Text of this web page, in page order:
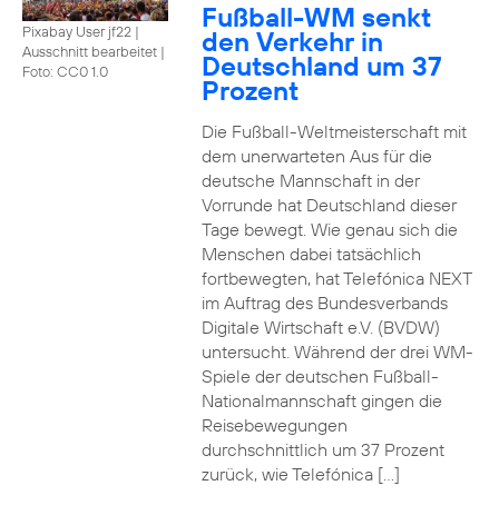
Pixabay User jf22 |
Ausschnitt bearbeitet |
Foto: CC0 1.0
Fußball-WM senkt
den Verkehr in
Deutschland um 37
Prozent
Die Fußball-Weltmeisterschaft mit
dem unerwarteten Aus für die
deutsche Mannschaft in der
Vorrunde hat Deutschland dieser
Tage bewegt. Wie genau sich die
Menschen dabei tatsächlich
fortbewegten, hat Telefónica NEXT
im Auftrag des Bundesverbands
Digitale Wirtschaft e.V. (BVDW)
untersucht. Während der drei WM-
Spiele der deutschen Fußball-
Nationalmannschaft gingen die
Reisebewegungen
durchschnittlich um 37 Prozent
zurück, wie Telefónica […]